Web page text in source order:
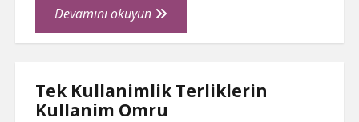
Devamını okuyunBahis
Bagimliligi
Almanin
Onemi
Tek Kullanimlik Terliklerin
Kullanim Omru